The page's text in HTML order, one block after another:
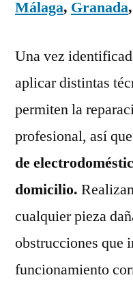
Málaga, Granada,
Una vez
aplicar distintas
permiten la
profesional, así
de
domicilio.
cualquier pieza
obstrucciones que
funcionamiento